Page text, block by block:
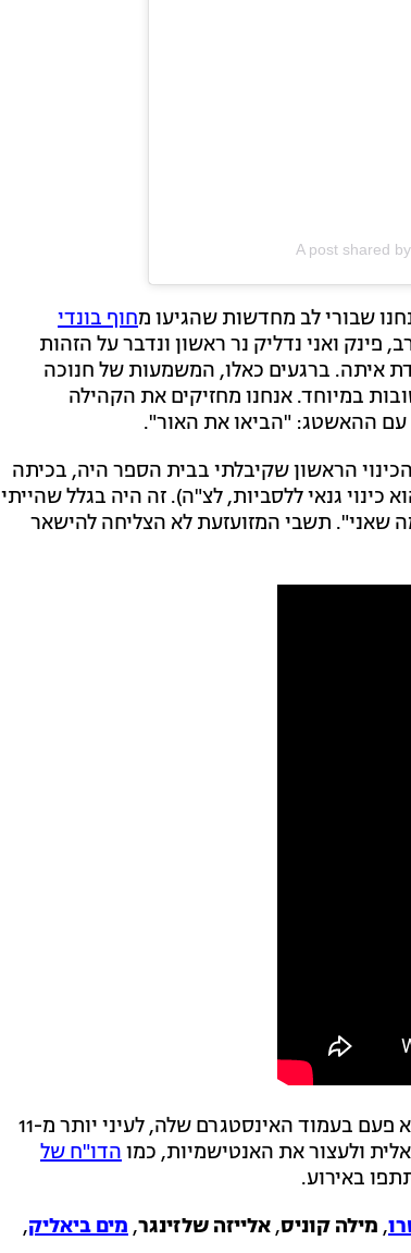
A post shared
שבורי לב מחדשות שהגיעו מחוף בונדי
פינק ואני נדליק נר ראשון ונדבר על הזהות
איתה. ברגעים כאלו, המשמעות של חנוכה
במיוחד. אנחנו מחזיקים את הקהילה
עם ההאשטג: "הביאו את האור".
הראשון שקיבלתי בבית הספר היה, בכיתה
כינוי גנאי ללסביות, לצ"ה). זה היה בגלל שהייתי
שאני". תשבי המזועזעת לא הצליחה להישאר
פינק, שידועה בעמדותיה המאוד פרו-ישראליות, שיתפה לא פעם בעמוד האינסטגרם שלה, לעיני יותר מ-11
ולעצור את האנטישמיות, כמו הדו"ח של
, מילה קוניס, אלייזה שלזינגר, מים ביאליק,